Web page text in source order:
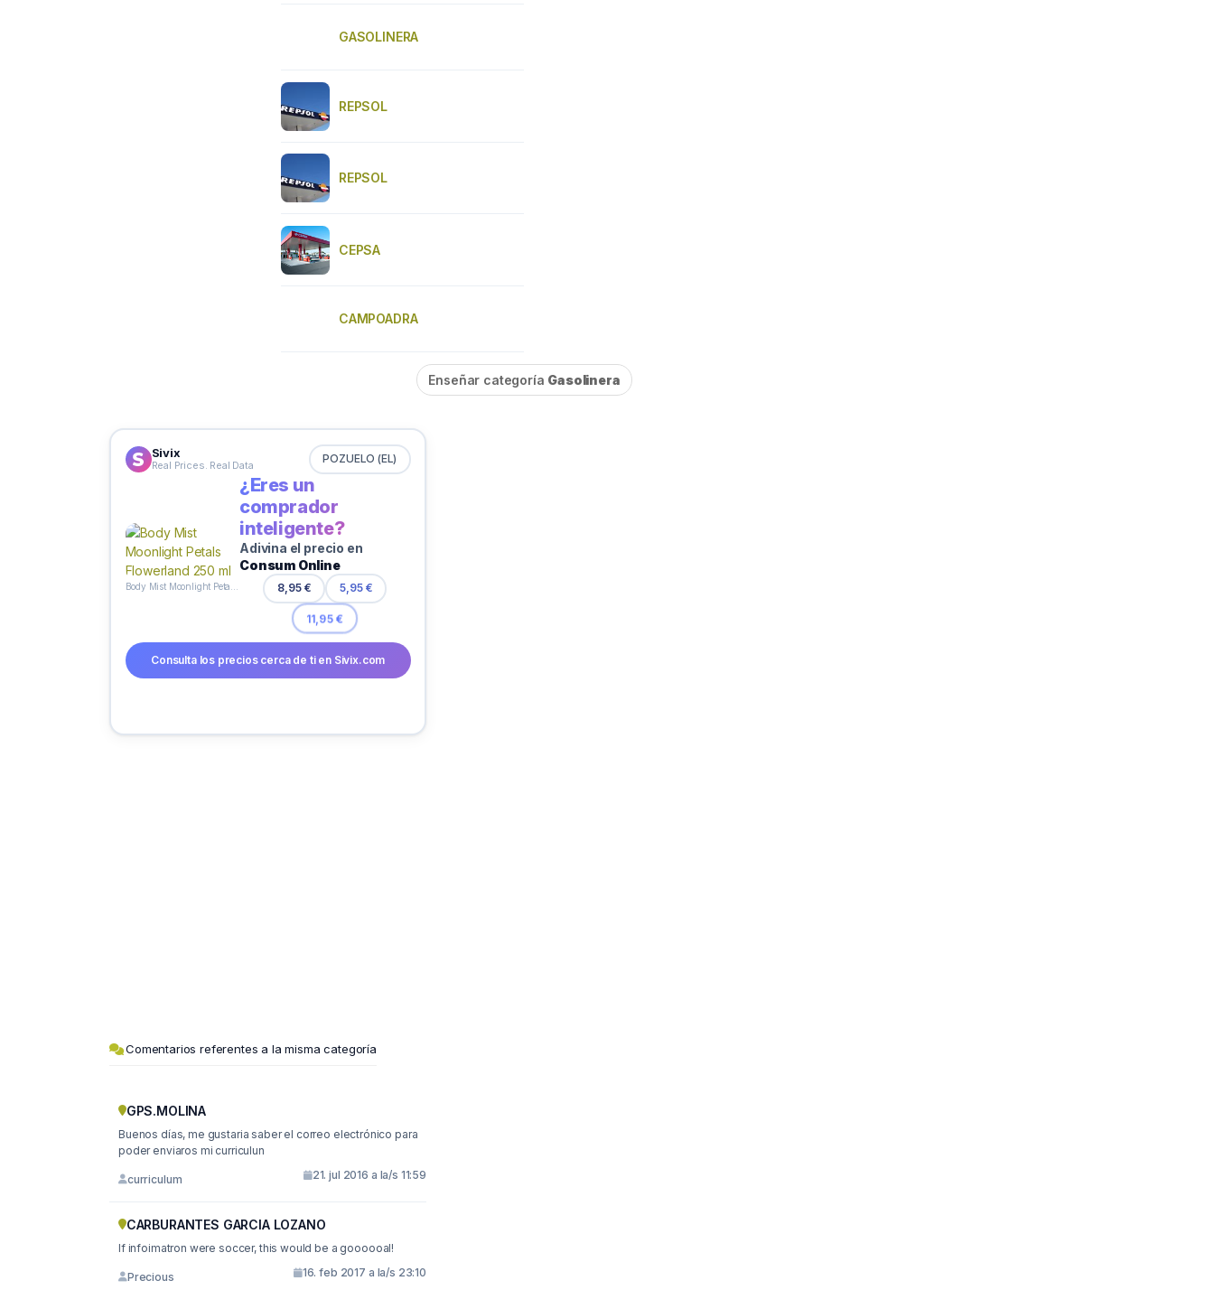
GASOLINERA
REPSOL
REPSOL
CEPSA
CAMPOADRA
Enseñar categoría Gasolinera
Sivix
Real Prices. Real Data POZUELO (EL)
¿Eres un
comprador
inteligente?
Adivina el precio en
Consum Online
8,95 € 5,95 €
11,95 €
Consulta los precios cerca de ti en Sivix.com
Comentarios referentes a la misma categoría
GPS.MOLINA
Buenos días, me gustaria saber el correo electrónico para
poder enviaros mi curriculun
curriculum 21. jul 2016 a la/s 11:59
CARBURANTES GARCIA LOZANO
If infoimatron were soccer, this would be a goooooal!
Precious 16. feb 2017 a la/s 23:10